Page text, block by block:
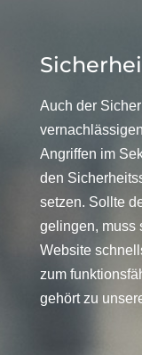
Auch der
Angriffen im
den
setzen. Sollte
gelingen, muss
Website
zum
gehört zu